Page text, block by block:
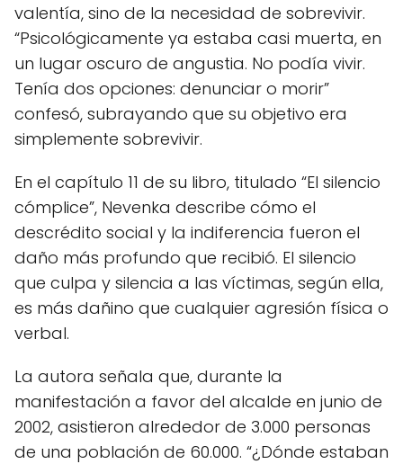
valentía, sino de la necesidad de sobrevivir.
“Psicológicamente ya estaba casi muerta, en
un lugar oscuro de angustia. No podía vivir.
Tenía dos opciones: denunciar o morir”
confesó, subrayando que su objetivo era
simplemente sobrevivir.
En el capítulo 11 de su libro, titulado “El silencio
cómplice”, Nevenka describe cómo el
descrédito social y la indiferencia fueron el
daño más profundo que recibió. El silencio
que culpa y silencia a las víctimas, según ella,
es más dañino que cualquier agresión física o
verbal.
La autora señala que, durante la
manifestación a favor del alcalde en junio de
2002, asistieron alrededor de 3.000 personas
de una población de 60.000. “¿Dónde estaban